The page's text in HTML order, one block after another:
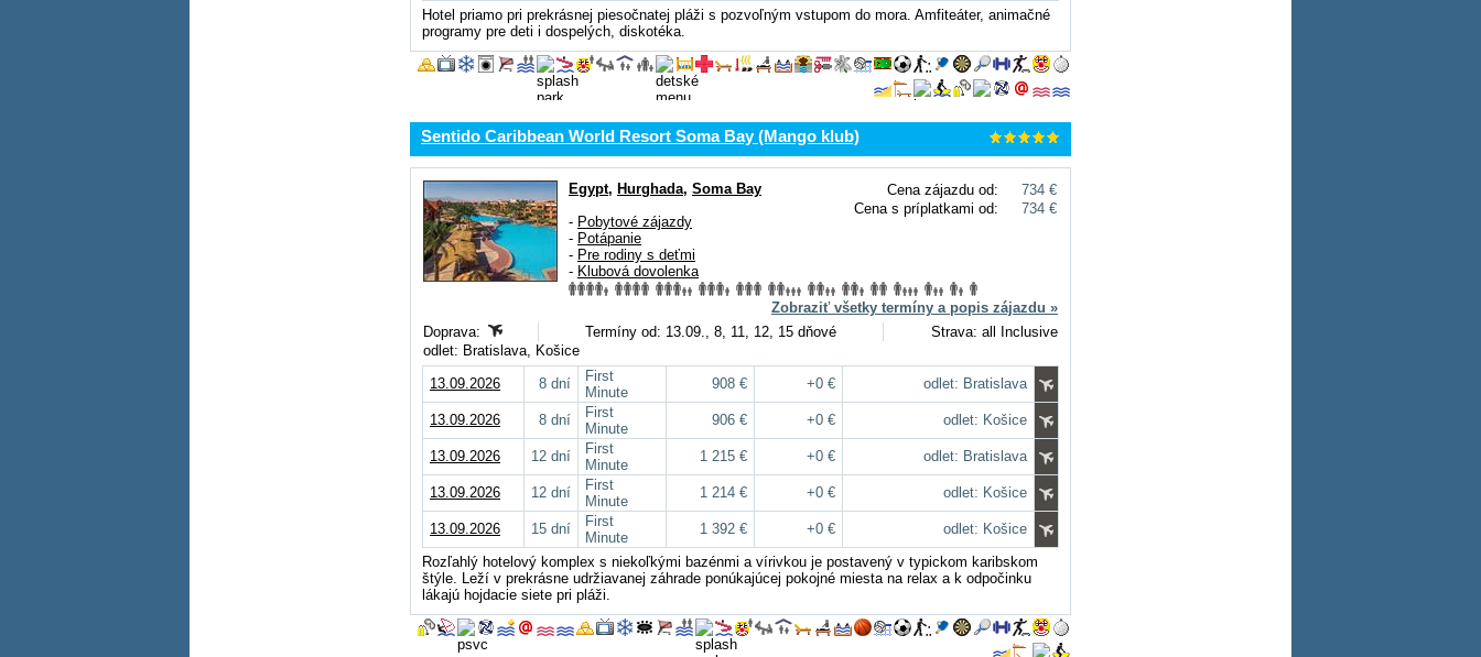
Hotel priamo pri prekrásnej piesočnatej pláži s pozvoľným vstupom do mora. Amfiteáter, animačné
programy pre deti i dospelých, diskotéka.
Sentido Caribbean World Resort Soma Bay (Mango klub)
Cena zájazdu od:
734 €
Cena s príplatkami od:
734 €
Egypt, Hurghada, Soma Bay
- Pobytové zájazdy
- Potápanie
- Pre rodiny s deťmi
- Klubová dovolenka
Zobraziť všetky termíny a popis zájazdu »
Doprava:
Termíny od: 13.09., 8, 11, 12, 15 dňové
Strava: all Inclusive
odlet: Bratislava, Košice
13.09.2026
8 dní
First
Minute
908 € +0 € odlet: Bratislava
13.09.2026 8 dní
First
Minute
906 € +0 € odlet: Košice
13.09.2026 12 dní
First
Minute
1 215 € +0 € odlet: Bratislava
13.09.2026 12 dní
First
Minute
1 214 € +0 € odlet: Košice
13.09.2026 15 dní
First
Minute
1 392 € +0 €
odlet: Košice
Rozľahlý hotelový komplex s niekoľkými bazénmi a vírivkou je postavený v typickom karibskom
štýle. Leží v prekrásne udržiavanej záhrade ponúkajúcej pokojné miesta na relax a k odpočinku
lákajú hojdacie siete pri pláži.